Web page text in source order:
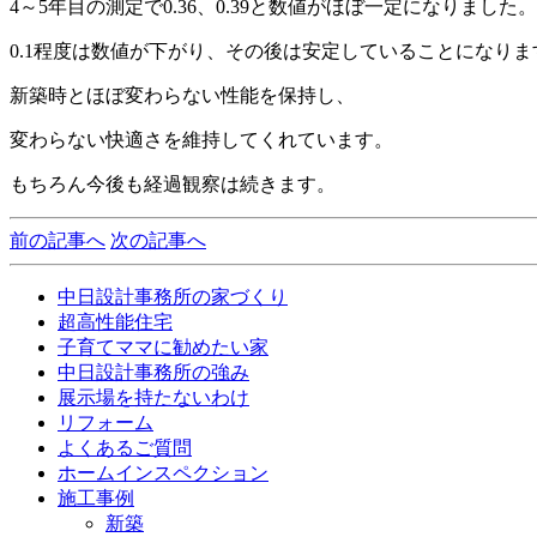
4～5年目の測定で0.36、0.39と数値がほぼ一定になりました。
0.1程度は数値が下がり、その後は安定していることになりま
新築時とほぼ変わらない性能を保持し、
変わらない快適さを維持してくれています。
もちろん今後も経過観察は続きます。
前の記事へ 次の記事へ
中日設計事務所の家づくり
超高性能住宅
子育てママに勧めたい家
中日設計事務所の強み
展示場を持たないわけ
リフォーム
よくあるご質問
ホームインスペクション
施工事例
新築